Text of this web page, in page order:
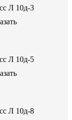
Возможно
между
в продольные швы
3а/2
Л 10д-3
Л 10д-5
Л 10д-8